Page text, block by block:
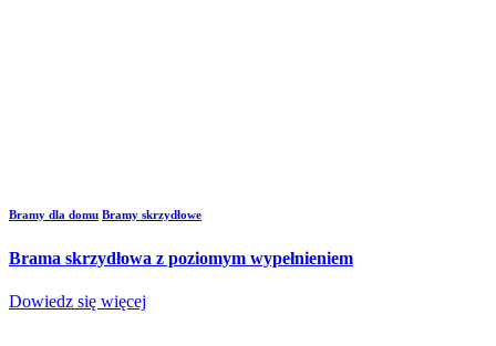
Bramy dla domu Bramy skrzydłowe
Brama skrzydłowa z poziomym wypełnieniem
Dowiedz się więcej